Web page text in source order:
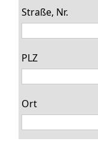
Straße, Nr.
PLZ
Ort